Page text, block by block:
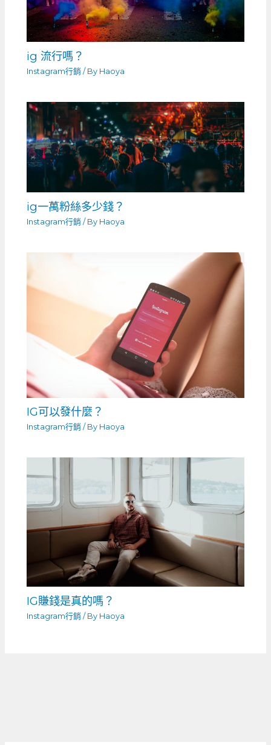
ig 流行嗎？
Instagram行銷 / By Haoya
ig一萬粉絲多少錢？
Instagram行銷 / By Haoya
IG可以發什麼？
Instagram行銷 / By Haoya
IG賺錢是真的嗎？
Instagram行銷 / By Haoya